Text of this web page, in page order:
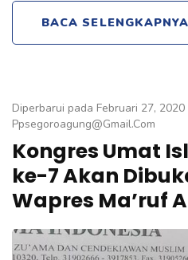
BACA SELENGKAPNYA
Diperbarui pada Februari 27, 2020
Ppsegoroagung@gmail.com
Kongres Umat
ke-7 Akan
Wapres Ma’ruf